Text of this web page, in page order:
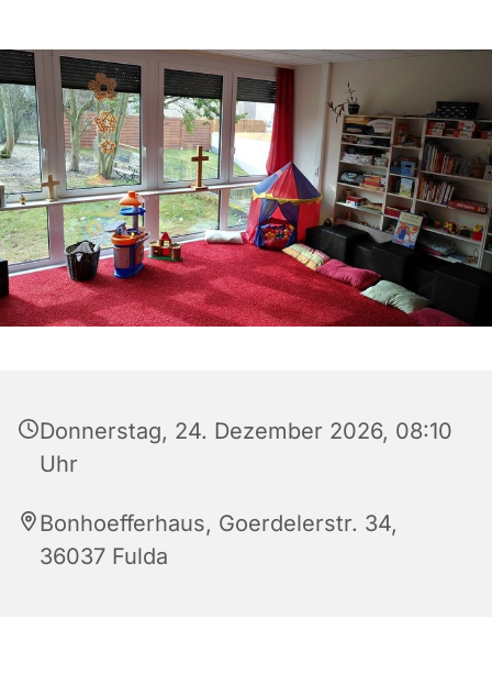
Donnerstag, 24. Dezember 2026, 08:10
Uhr
Bonhoefferhaus, Goerdelerstr. 34,
36037 Fulda